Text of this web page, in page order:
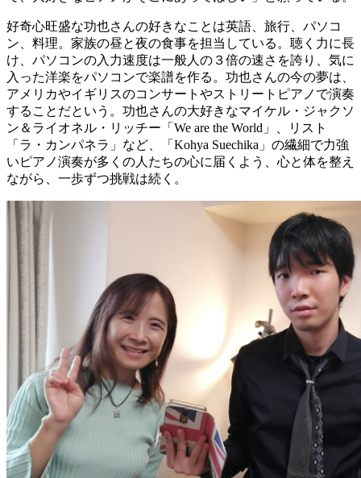
好奇心旺盛な功也さんの好きなことは英語、旅行、パソコ
ン、料理。家族の昼と夜の食事を担当している。聴く力に長
け、パソコンの入力速度は一般人の３倍の速さを誇り、気に
入った洋楽をパソコンで楽譜を作る。功也さんの今の夢は、
アメリカやイギリスのコンサートやストリートピアノで演奏
することだという。功也さんの大好きなマイケル・ジャクソ
ン＆ライオネル・リッチー「We are the World」、リスト
「ラ・カンパネラ」など、「Kohya Suechika」の繊細で力強
いピアノ演奏が多くの人たちの心に届くよう、心と体を整え
ながら、一歩ずつ挑戦は続く。